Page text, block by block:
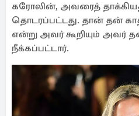
கரோலின், அவரைத்
தொடரப்பட்டது. தான் தன்
என்று அவர் கூறியும் அவர்
நீக்கப்பட்டார்.